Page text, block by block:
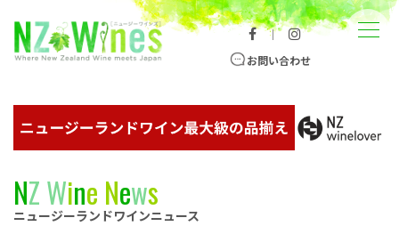
ニュージーランドワイン総合サイト
｜
お問い合わせ
メニュー
NZWine News
ニュージーランドワインニュース